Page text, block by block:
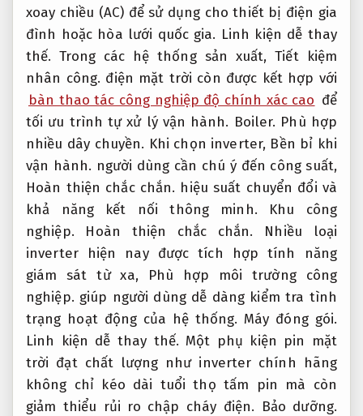
xoay chiều (AC) để sử dụng cho thiết bị điện gia
đình hoặc hòa lưới quốc gia. Linh kiện dễ thay
thế. Trong các hệ thống sản xuất,Tiết kiệm
nhân công. điện mặt trời còn được kết hợp với
bàn thao tác công nghiệp độ chính xác cao để
tối ưu trình tự xử lý vận hành. Boiler. Phù hợp
nhiều dây chuyền. Khi chọn inverter, Bền bỉ khi
vận hành. người dùng cần chú ý đến công suất,
Hoàn thiện chắc chắn. hiệu suất chuyển đổi và
khả năng kết nối thông minh. Khu công
nghiệp.
Hoàn thiện chắc chắn. Nhiều loại
inverter hiện nay được tích hợp tính năng
giám sát từ xa,
Phù hợp môi trường công
nghiệp. giúp người dùng dễ dàng kiểm tra tình
trạng hoạt động của hệ thống.Máy đóng gói.
Linh kiện dễ thay thế. Một phụ kiện pin mặt
trời đạt chất lượng như inverter chính hãng
không chỉ kéo dài tuổi thọ tấm pin mà còn
giảm thiểu rủi ro chập cháy điện. Bảo dưỡng.